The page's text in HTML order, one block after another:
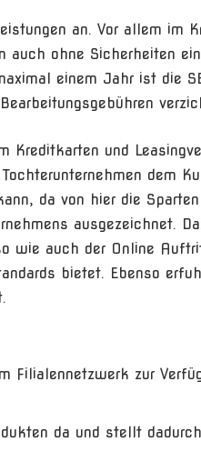
an. Vor allem im
auch ohne Sicherheiten
einem Jahr ist die
Kreditkarten und
dem
da von hier die
ausgezeichnet.
wie auch der Online
bietet. Ebenso
Filialennetzwerk zur
da und stellt